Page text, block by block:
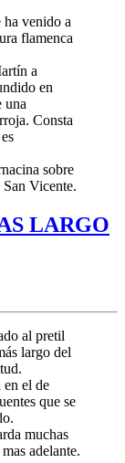
ha venido a
flamenca
a
en
una
Consta
sobre
Vicente.
LARGO
al pretil
largo del
en el de
que se
muchas
adelante.